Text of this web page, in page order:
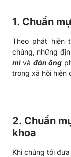
1. Chuẩn
Theo phát hiện
chúng, những
mì và đàn ông
trong xã hội hiện
2. Chuẩn
khoa
Khi chúng tôi